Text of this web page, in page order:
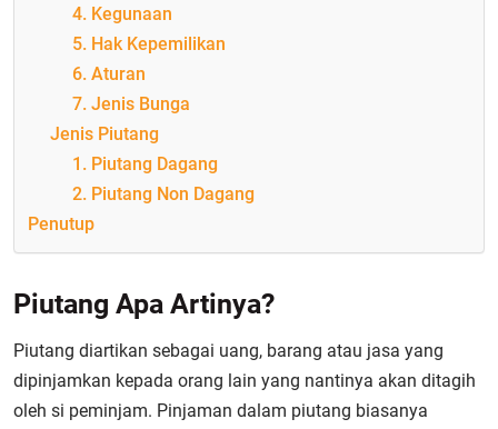
4. Kegunaan
5. Hak Kepemilikan
6. Aturan
7. Jenis Bunga
Jenis Piutang
1. Piutang Dagang
2. Piutang Non Dagang
Penutup
Piutang Apa Artinya?
Piutang diartikan sebagai uang, barang atau jasa yang
dipinjamkan kepada orang lain yang nantinya akan ditagih
oleh si peminjam. Pinjaman dalam piutang biasanya